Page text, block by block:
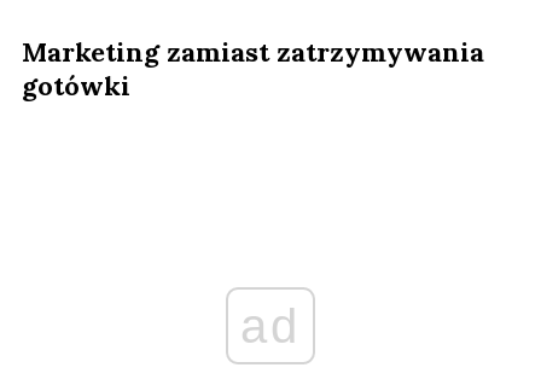
Marketing zamiast zatrzymywania
gotówki
ad